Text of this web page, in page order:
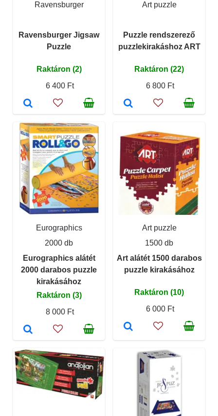
Ravensburger
Ravensburger Jigsaw
Puzzle
Raktáron (2)
6 400 Ft
Art puzzle
Puzzle rendszerező
puzzlekirakáshoz ART
Raktáron (22)
6 800 Ft
Eurographics
2000 db
Eurographics alátét
2000 darabos puzzle
kirakásához
Raktáron (3)
8 000 Ft
Art puzzle
1500 db
Art alátét 1500 darabos
puzzle kirakásához
Raktáron (10)
6 000 Ft